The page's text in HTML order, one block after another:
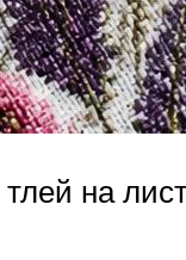
на